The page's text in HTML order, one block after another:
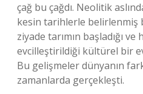
çağ bu çağdı. Neolitik
kesin tarihlerle belirlenmiş
ziyade tarımın başladığı ve
evcilleştirildiği kültürel bir
Bu gelişmeler dünyanın
zamanlarda gerçekleşti.